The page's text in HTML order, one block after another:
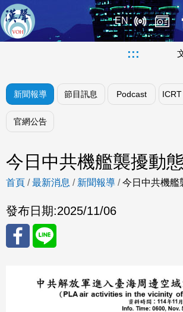
EN
:::
新聞報導 節目訊息 Podcast
官網公告
今日中共機艦襲擾動態
首頁 /最新消息 / 新聞報導 /今日中共機艦
發布日期:2025/11/06
至